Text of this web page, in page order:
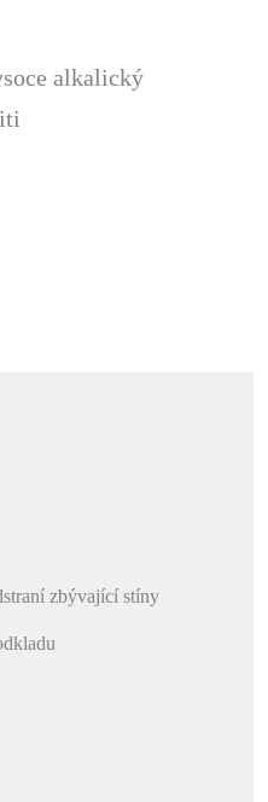
alkalický
zbývající stíny